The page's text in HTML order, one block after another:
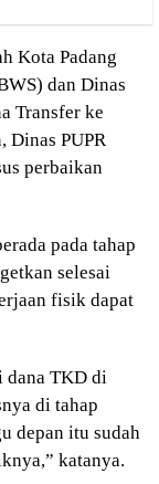
Kota Padang
dan Dinas
Transfer ke
Dinas PUPR
perbaikan
pada tahap
selesai
fisik dapat
dana TKD di
di tahap
depan itu sudah
katanya.